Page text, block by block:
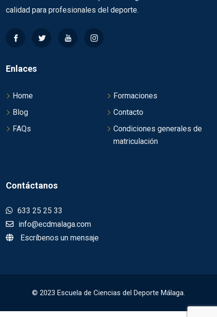
calidad para profesionales del deporte.
Enlaces
Home
Formaciones
Blog
Contacto
FAQs
Condiciones generales de
matriculación
Contáctanos
633 25 25 33
info@ecdmalaga.com
Escríbenos un mensaje
© 2023 Escuela de Ciencias del Deporte Málaga.